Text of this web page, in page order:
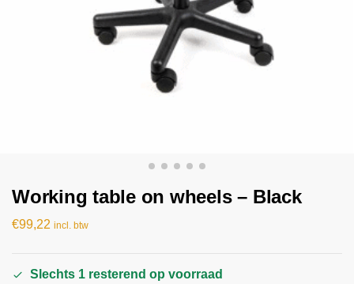
Working table on wheels – Black
€99,22 incl. btw
Slechts 1 resterend op voorraad